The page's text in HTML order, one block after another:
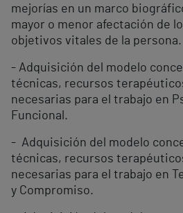
mejorías en un marco
mayor o menor afectación de
objetivos vitales de la persona.
- Adquisición del modelo
técnicas, recursos
necesarias para el trabajo en
Funcional.
- Adquisición del modelo
técnicas, recursos
necesarias para el trabajo en
y Compromiso.